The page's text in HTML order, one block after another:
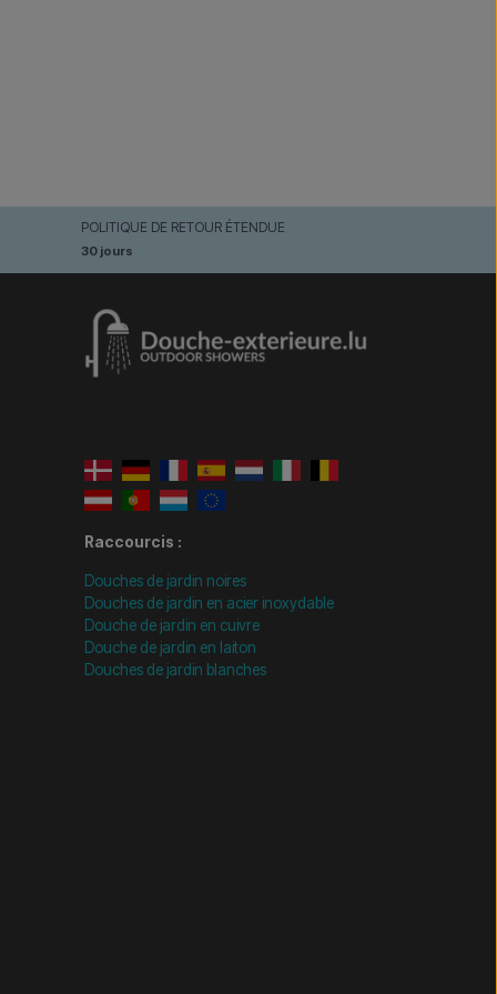
POLITIQUE DE RETOUR ÉTENDUE
30 jours
Raccourcis :
Douches de jardin noires
Douches de jardin en acier inoxydable
Douche de jardin en cuivre
Douche de jardin en laiton
Douches de jardin blanches